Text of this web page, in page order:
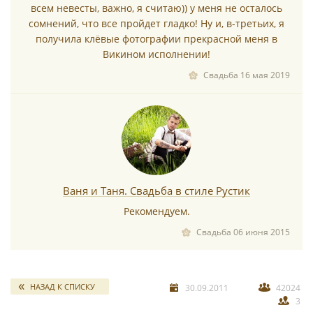
всем невесты, важно, я считаю)) у меня не осталось
сомнений, что все пройдет гладко! Ну и, в-третьих, я
получила клёвые фотографии прекрасной меня в
Викином исполнении!
Свадьба 16 мая 2019
Ваня и Таня. Свадьба в стиле Рустик
Рекомендуем.
Свадьба 06 июня 2015
НАЗАД К СПИСКУ 30.09.2011
42024
3